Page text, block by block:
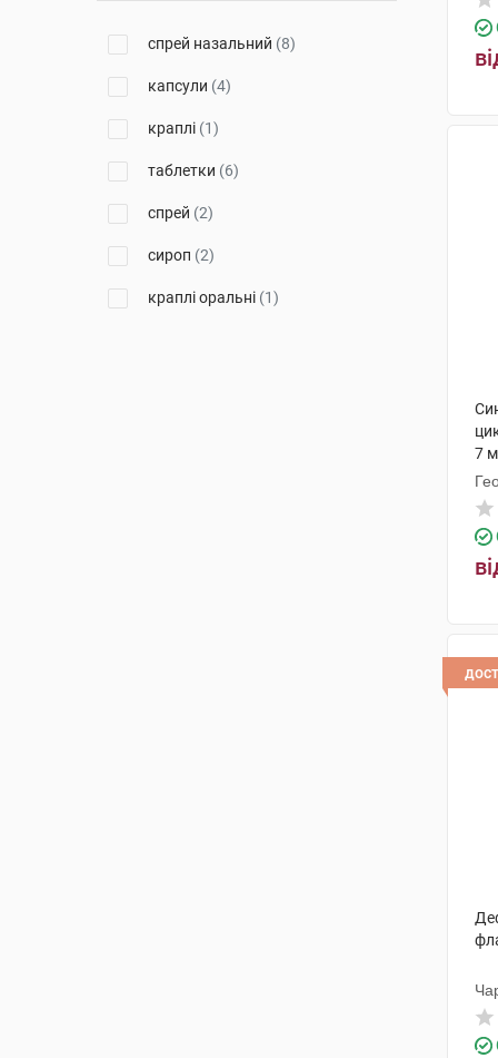
(1)
спрей назальний (8)
капсули (4)
краплі (1)
таблетки (6)
спрей (2)
сироп (2)
краплі оральні (1)
7